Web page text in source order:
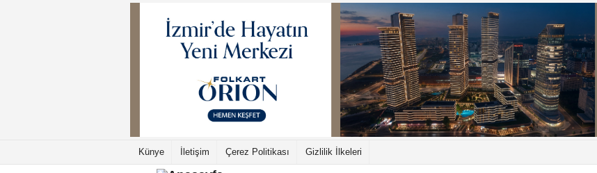
Künye İletişim Çerez Politikası Gizlilik İlkeleri